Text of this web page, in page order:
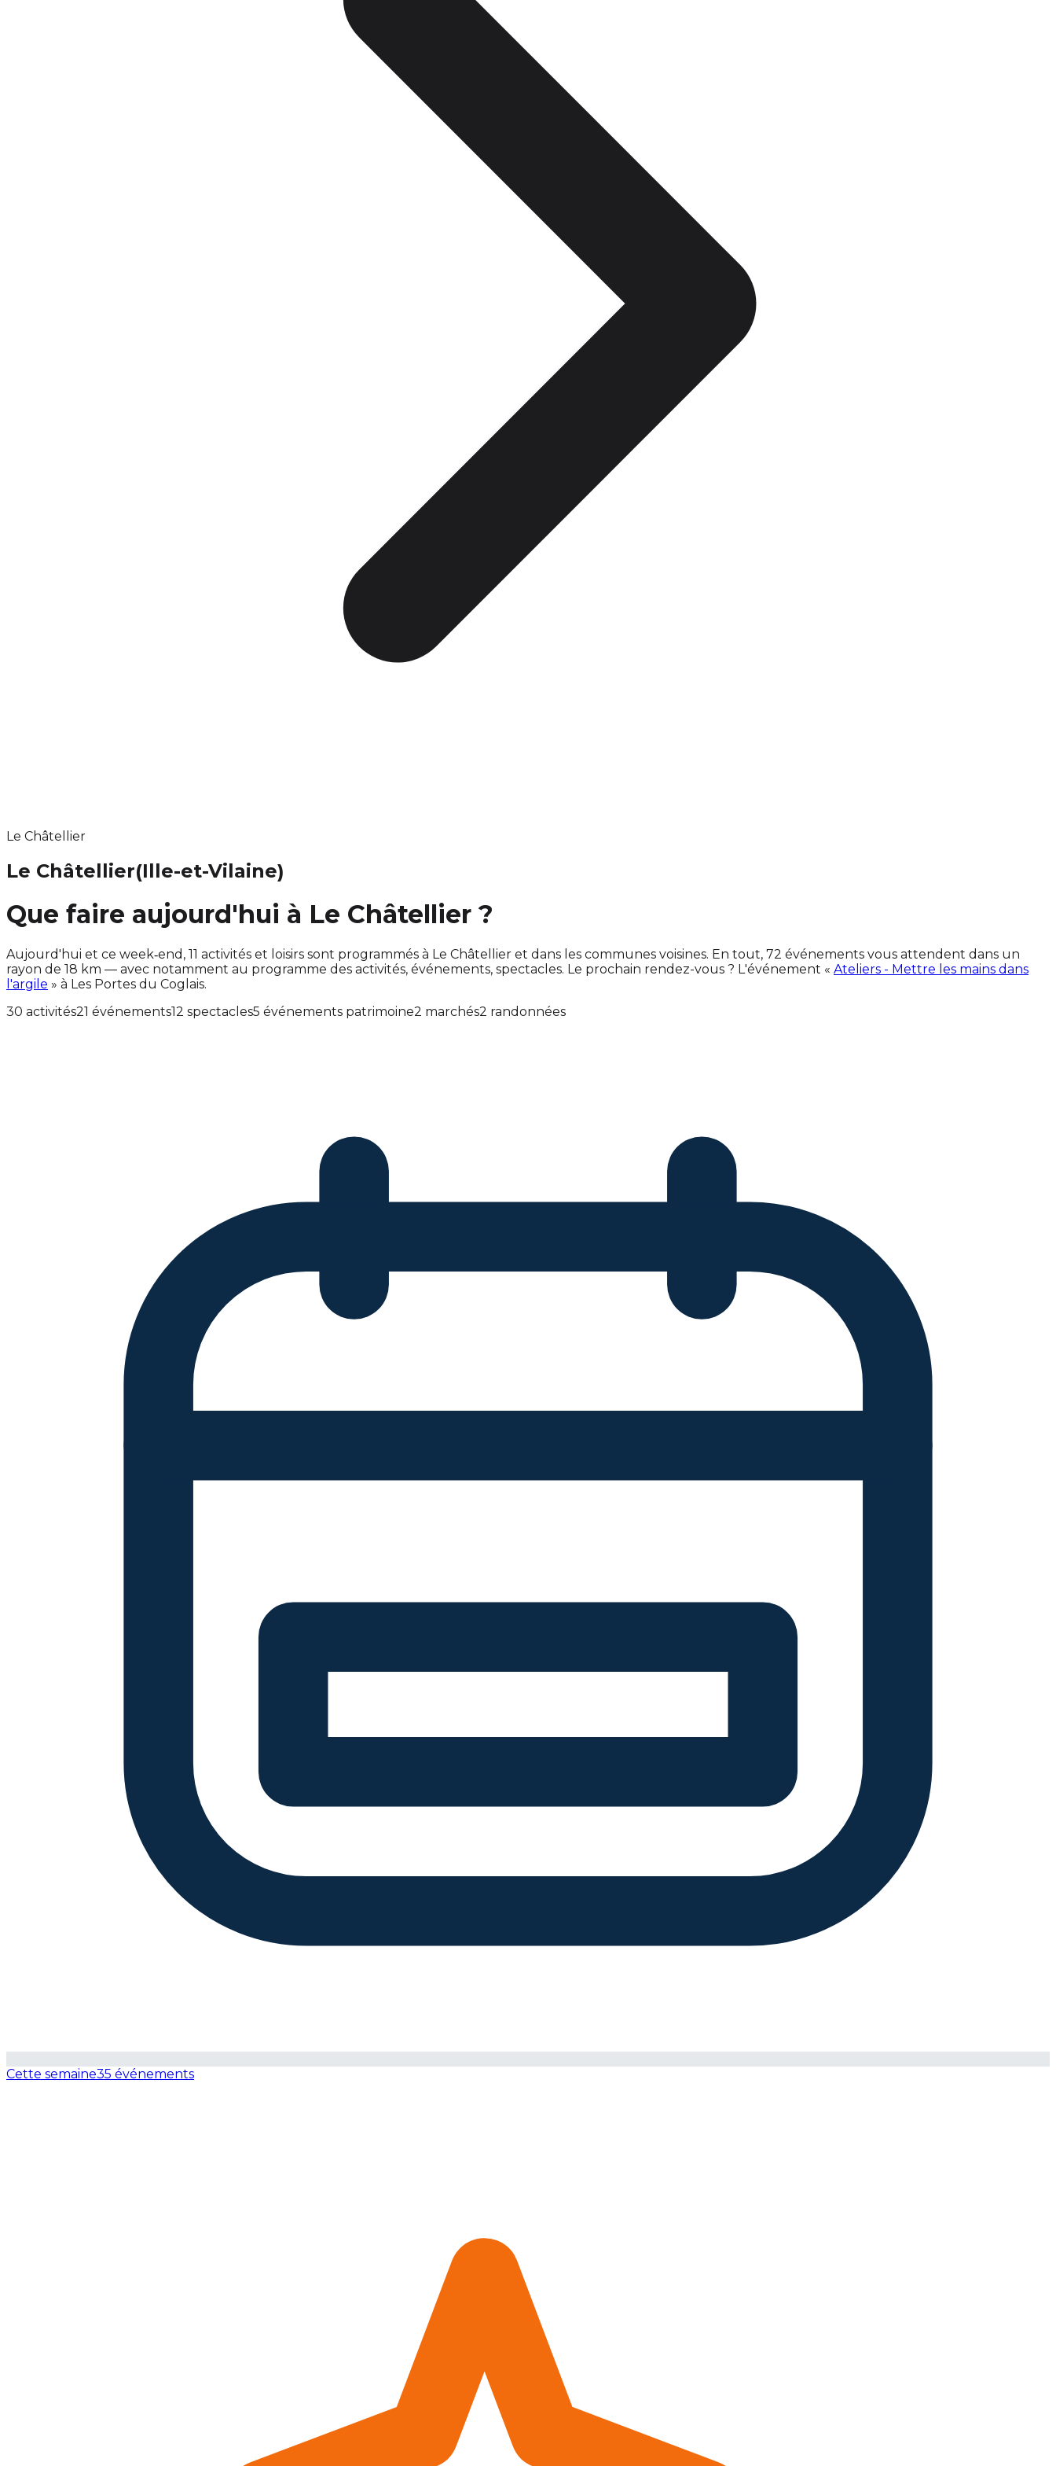
Le Châtellier
Le Châtellier(Ille-et-Vilaine)
Que faire aujourd'hui à Le Châtellier ?
Aujourd'hui et ce week‑end, 11 activités et loisirs sont programmés à Le Châtellier et dans les communes voisines. En tout, 72 événements vous attendent dans un
rayon de 18 km — avec notamment au programme des activités, événements, spectacles. Le prochain rendez-vous ? L'événement « Ateliers - Mettre les mains dans
l'argile » à Les Portes du Coglais.
30 activités21 événements12 spectacles5 événements patrimoine2 marchés2 randonnées
Cette semaine35 événements